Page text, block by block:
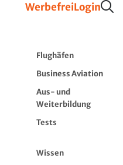
WerbefreiLogin
Flughäfen
Business Aviation
Aus- und
Weiterbildung
Tests
Wissen